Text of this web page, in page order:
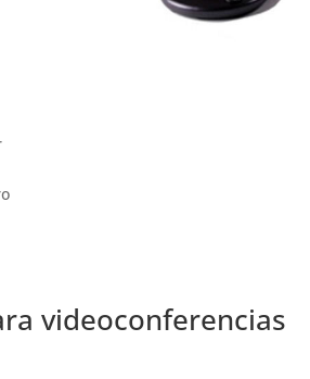
videoconferencias